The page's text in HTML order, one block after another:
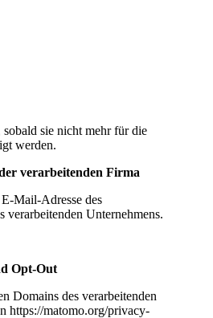
sie nicht mehr für die
werden.
verarbeitenden Firma
Mail-Adresse des
verarbeitenden Unternehmens.
Opt-Out
Domains des verarbeitenden
https://matomo.org/privacy-